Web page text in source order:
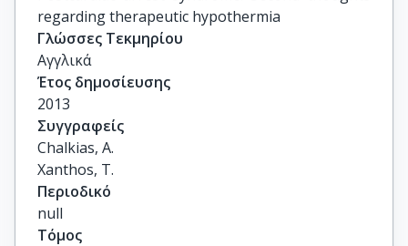
regarding therapeutic hypothermia
Γλώσσες Τεκμηρίου
Αγγλικά
Έτος δημοσίευσης
2013
Συγγραφείς
Chalkias, A.
Xanthos, T.
Περιοδικό
null
Τόμος